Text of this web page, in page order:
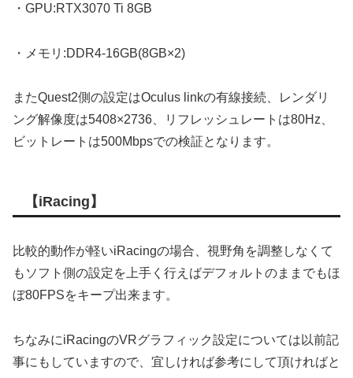
・GPU:RTX3070 Ti 8GB
・メモリ:DDR4-16GB(8GB×2)
またQuest2側の設定はOculus linkの有線接続、レンダリ
ング解像度は5408×2736、リフレッシュレートは80Hz、
ビットレートは500Mbpsでの検証となります。
【iRacing】
比較的動作が軽いiRacingの場合、視野角を調整しなくて
もソフト側の設定を上手く行えばデフォルトのままでもほ
ぼ80FPSをキープ出来ます。
ちなみにiRacingのVRグラフィック設定については以前記
事にもしていますので、宜しければ参考にして頂ければと